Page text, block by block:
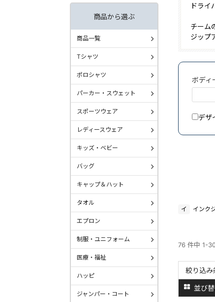
ドライ
チーム
ジップ
ボディ
デザ
イ インク
76 件中 1-
絞り込
並び
商品から選ぶ
商品一覧
Tシャツ
ポロシャツ
パーカー・スウェット
スポーツウェア
レディースウェア
キッズ・ベビー
バッグ
キャップ＆ハット
タオル
エプロン
制服・ユニフォーム
医療・福祉
ハッピ
ジャンパー・コート